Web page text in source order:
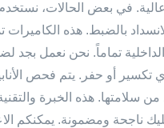
عالية. في بعض الحالات،
بالضبط. هذه الكاميرات
الداخلية تماماً. نحن نعمل بجد
تكسير أو حفر. يتم فحص
من سلامتها. هذه الخبرة
ناجحة ومضمونة. يمكنكم